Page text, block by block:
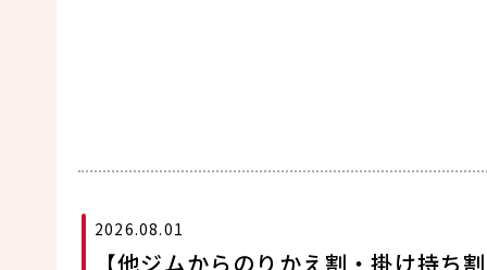
2026.08.01
【他ジムからのりかえ割・掛け持ち